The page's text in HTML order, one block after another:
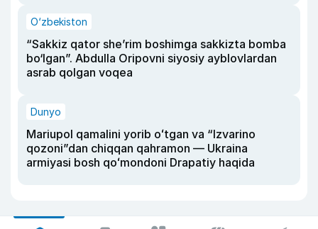
O‘zbekiston
“Sakkiz qator she’rim boshimga sakkizta bomba
bo‘lgan”. Abdulla Oripovni siyosiy ayblovlardan
asrab qolgan voqea
Dunyo
Mariupol qamalini yorib oʻtgan va “Izvarino
qozoni”dan chiqqan qahramon — Ukraina
armiyasi bosh qoʻmondoni Drapatiy haqida